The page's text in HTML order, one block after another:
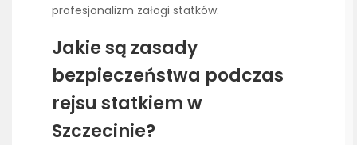
profesjonalizm załogi statków.
Jakie są zasady
bezpieczeństwa podczas
rejsu statkiem w
Szczecinie?